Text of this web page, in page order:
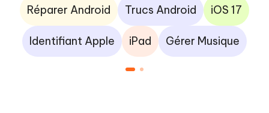
Réparer Android Trucs Android iOS 17
Identifiant Apple iPad Gérer Musique